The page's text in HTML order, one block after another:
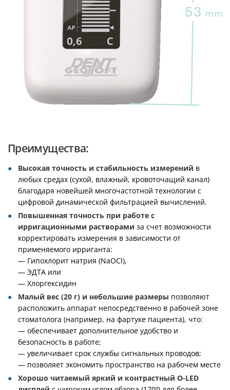
Преимущества:
Высокая точность и стабильность измерений в
любых средах (сухой, влажный, кровоточащий канал)
благодаря новейшей многочастотной технологии с
цифровой динамической фильтрацией вычислений.
Повышенная точность при работе с
ирригационными растворами за счет возможности
корректировать измерения в зависимости от
применяемого ирриганта:
— Гипохлорит натрия (NaOCl),
— ЭДТА или
— Хлоргексидин
Малый вес (20 г) и небольшие размеры позволяют
расположить аппарат непосредственно в рабочей зоне
стоматолога (например, на фартуке пациента), что:
— обеспечивает дополнительное удобство и
безопасность в работе;
— увеличивает срок службы сигнальных проводов;
— позволяет экономить пространство на рабочем месте
Хорошо читаемый яркий и контрастный O-LED